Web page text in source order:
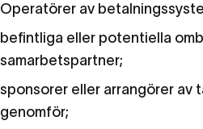
Operatörer av
befintliga eller potentiella
samarbetspartner;
sponsorer eller arrangörer av
genomför;